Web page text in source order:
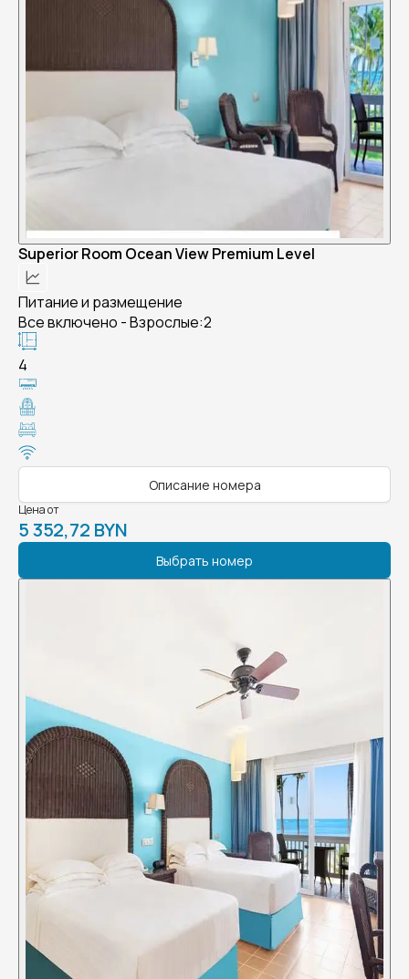
Superior Room Ocean View Premium Level
Питание и размещение
Все включено - Взрослые:2
4
Описание номера
Цена от
5 352,72 BYN
Выбрать номер